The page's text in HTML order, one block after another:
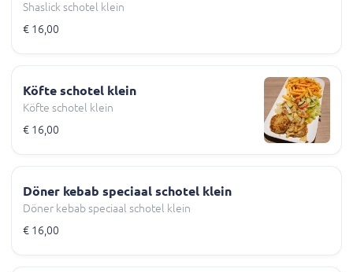
Shaslick schotel klein
€ 16,00
Köfte schotel klein
Köfte schotel klein
€ 16,00
Döner kebab speciaal schotel klein
Döner kebab speciaal schotel klein
€ 16,00